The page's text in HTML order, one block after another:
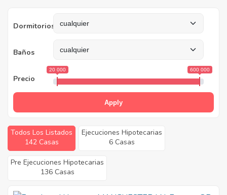
Dormitorios
Baños
Precio
20 000 600 000
Apply
Todos Los Listados
142 Casas
Ejecuciones Hipotecarias
6 Casas
Pre Ejecuciones Hipotecarias
136 Casas